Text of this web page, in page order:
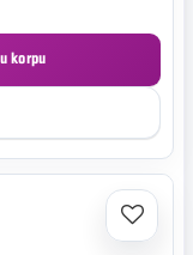
korpu